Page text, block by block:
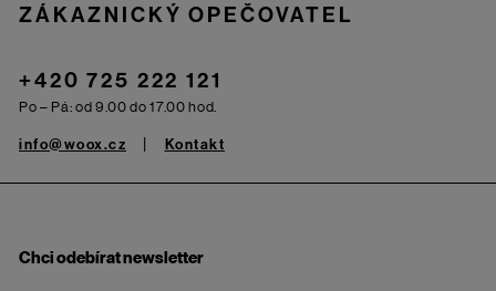
ZÁKAZNICKÝ OPEČOVATEL
+420 725 222 121
Po – Pá: od 9.00 do 17.00 hod.
info@woox.cz Kontakt
Chci odebírat newsletter